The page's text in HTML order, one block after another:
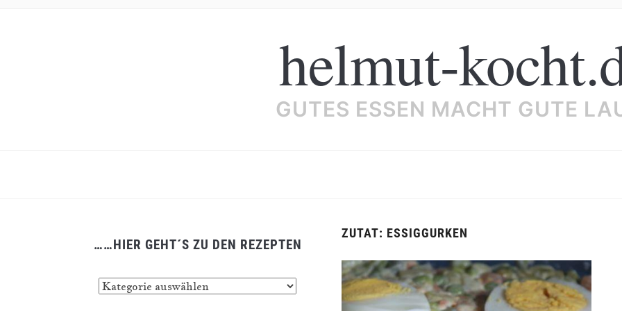
helmut-
GUTES ESSEN MACHT GUTE
……HIER GEHT´S ZU DEN REZEPTEN
ZUTAT: ESSIGGURKEN